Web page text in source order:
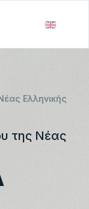
της Νέας
Ελληνικής